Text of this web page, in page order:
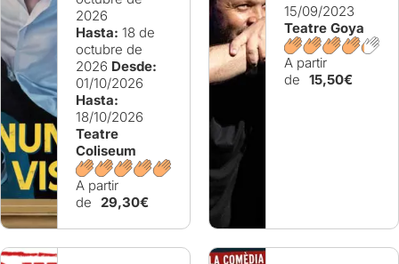
2026
Hasta: 18 de
octubre de
2026 Desde:
01/10/2026
Hasta:
18/10/2026
Teatre
Coliseum
A partir
de
29,30€
15/09/2023
Teatre Goya
A partir
de 15,50€